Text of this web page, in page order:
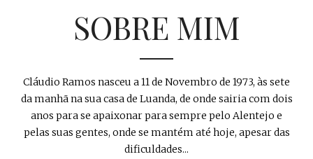
SOBRE MIM
Cláudio Ramos nasceu a 11 de Novembro de 1973, às sete
da manhã na sua casa de Luanda, de onde sairia com dois
anos para se apaixonar para sempre pelo Alentejo e
pelas suas gentes, onde se mantém até hoje, apesar das
dificuldades...